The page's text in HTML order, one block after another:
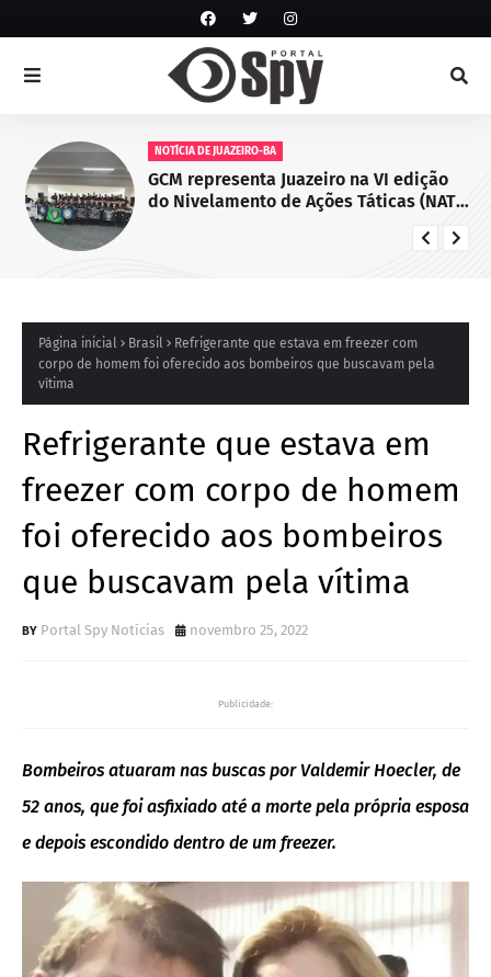
NOTÍCIA DE JUAZEIRO-BA
GCM representa Juazeiro na VI edição
do Nivelamento de Ações Táticas (NAT-
Página inicial Brasil
Refrigerante que estava em freezer com
corpo de homem foi oferecido aos bombeiros que buscavam pela
vítima
Refrigerante que estava em
freezer com corpo de homem
foi oferecido aos bombeiros
que buscavam pela vítima
Portal Spy Notícias novembro 25, 2022
Publicidade:
Bombeiros atuaram nas buscas por Valdemir Hoecler, de
52 anos, que foi asfixiado até a morte pela própria esposa
e depois escondido dentro de um freezer.